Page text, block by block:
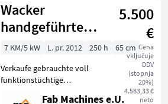
Wacker
handgeführte
Doppelvibrations-
Tandemwalze
5.500
€
Cena
vključuje
DDV
(stopnja
20%)
4.583,33 €
neto
7 KM/5 kW L. pr. 2012 250 h
65 cm
Verkaufe gebrauchte voll
funktionstüchtige
Fab Machines e.U.